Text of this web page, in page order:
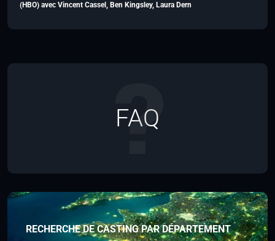
(HBO) avec Vincent Cassel, Ben Kingsley, Laura Dern
FAQ
RECHERCHE DE CASTING PAR DÉPARTEMENT